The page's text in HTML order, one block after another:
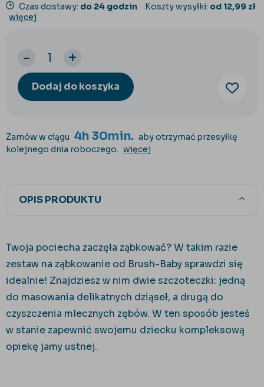
Czas dostawy: do 24 godzin Koszty wysyłki: od 12,99 zł
więcej
- +
Dodaj do koszyka
Zamów w ciągu 4h 30min. aby otrzymać przesyłkę
kolejnego dnia roboczego. więcej
OPIS PRODUKTU
Twoja pociecha zaczęła ząbkować? W takim razie
zestaw na ząbkowanie od Brush-Baby sprawdzi się
idealnie! Znajdziesz w nim dwie szczoteczki: jedną
do masowania delikatnych dziąseł, a drugą do
czyszczenia mlecznych zębów. W ten sposób jesteś
w stanie zapewnić swojemu dziecku kompleksową
opiekę jamy ustnej.